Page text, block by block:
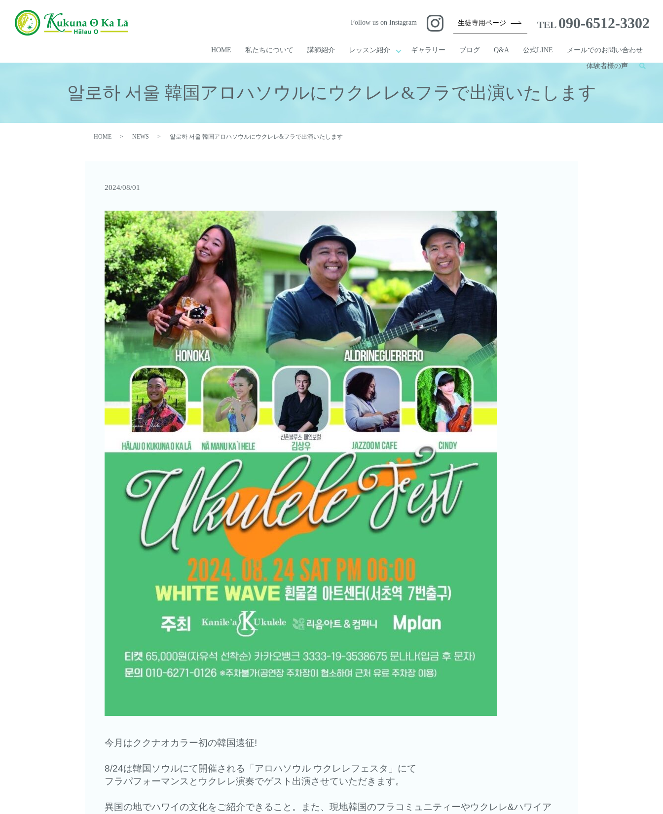
HOME 私たちについて 講師紹介 レッスン紹介 ギャラリー ブログ Q&A 公式LINE メールでのお問い合わせ
体験者様の声
Follow us on Instagram 生徒専用ページ TEL 090-6512-3302
알로하 서울 韓国アロハソウルにウクレレ&フラで出演いたします
HOME NEWS 알로하 서울 韓国アロハソウルにウクレレ&フラで出演いたします
2024/08/01
今月はククナオカラー初の韓国遠征!
8/24は韓国ソウルにて開催される「アロハソウル ウクレレフェスタ」にて
フラパフォーマンスとウクレレ演奏でゲスト出演させていただきます。
異国の地でハワイの文化をご紹介できること。また、現地韓国のフラコミュニティーやウクレレ&ハワイア